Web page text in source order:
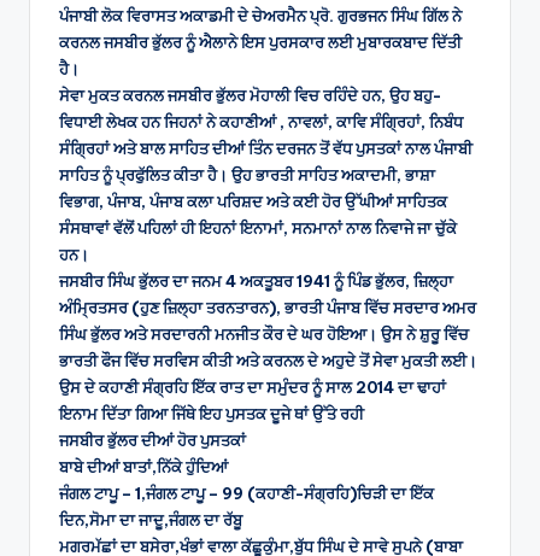
ਪੰਜਾਬੀ ਲੋਕ ਵਿਰਾਸਤ ਅਕਾਡਮੀ ਦੇ ਚੇਅਰਮੈਨ ਪ੍ਰੋ. ਗੁਰਭਜਨ ਸਿੰਘ ਗਿੱਲ ਨੇ
ਕਰਨਲ ਜਸਬੀਰ ਭੁੱਲਰ ਨੂੰ ਐਲਾਨੇ ਇਸ ਪੁਰਸਕਾਰ ਲਈ ਮੁਬਾਰਕਬਾਦ ਦਿੱਤੀ
ਹੈ।
ਸੇਵਾ ਮੁਕਤ ਕਰਨਲ ਜਸਬੀਰ ਭੁੱਲਰ ਮੋਹਾਲੀ ਵਿਚ ਰਹਿੰਦੇ ਹਨ, ਉਹ ਬਹੁ-
ਵਿਧਾਈ ਲੇਖਕ ਹਨ ਜਿਹਨਾਂ ਨੇ ਕਹਾਣੀਆਂ , ਨਾਵਲਾਂ, ਕਾਵਿ ਸੰਗ੍ਰਿਹਾਂ, ਨਿਬੰਧ
ਸੰਗ੍ਰਿਹਾਂ ਅਤੇ ਬਾਲ ਸਾਹਿਤ ਦੀਆਂ ਤਿੰਨ ਦਰਜਨ ਤੋਂ ਵੱਧ ਪੁਸਤਕਾਂ ਨਾਲ ਪੰਜਾਬੀ
ਸਾਹਿਤ ਨੂੰ ਪ੍ਰਫੁੱਲਿਤ ਕੀਤਾ ਹੈ। ਉਹ ਭਾਰਤੀ ਸਾਹਿਤ ਅਕਾਦਮੀ, ਭਾਸ਼ਾ
ਵਿਭਾਗ, ਪੰਜਾਬ, ਪੰਜਾਬ ਕਲਾ ਪਰਿਸ਼ਦ ਅਤੇ ਕਈ ਹੋਰ ਉੱਘੀਆਂ ਸਾਹਿਤਕ
ਸੰਸਥਾਵਾਂ ਵੱਲੋਂ ਪਹਿਲਾਂ ਹੀ ਇਹਨਾਂ ਇਨਾਮਾਂ, ਸਨਮਾਨਾਂ ਨਾਲ ਨਿਵਾਜੇ ਜਾ ਚੁੱਕੇ
ਹਨ।
ਜਸਬੀਰ ਸਿੰਘ ਭੁੱਲਰ ਦਾ ਜਨਮ 4 ਅਕਤੂਬਰ 1941 ਨੂੰ ਪਿੰਡ ਭੁੱਲਰ, ਜ਼ਿਲ੍ਹਾ
ਅੰਮ੍ਰਿਤਸਰ (ਹੁਣ ਜ਼ਿਲ੍ਹਾ ਤਰਨਤਾਰਨ), ਭਾਰਤੀ ਪੰਜਾਬ ਵਿੱਚ ਸਰਦਾਰ ਅਮਰ
ਸਿੰਘ ਭੁੱਲਰ ਅਤੇ ਸਰਦਾਰਨੀ ਮਨਜੀਤ ਕੌਰ ਦੇ ਘਰ ਹੋਇਆ। ਉਸ ਨੇ ਸ਼ੁਰੂ ਵਿੱਚ
ਭਾਰਤੀ ਫੌਜ ਵਿੱਚ ਸਰਵਿਸ ਕੀਤੀ ਅਤੇ ਕਰਨਲ ਦੇ ਅਹੁਦੇ ਤੋਂ ਸੇਵਾ ਮੁਕਤੀ ਲਈ।
ਉਸ ਦੇ ਕਹਾਣੀ ਸੰਗ੍ਰਹਿ ਇੱਕ ਰਾਤ ਦਾ ਸਮੁੰਦਰ ਨੂੰ ਸਾਲ 2014 ਦਾ ਢਾਹਾਂ
ਇਨਾਮ ਦਿੱਤਾ ਗਿਆ ਜਿੱਥੇ ਇਹ ਪੁਸਤਕ ਦੂਜੇ ਥਾਂ ਉੱਤੇ ਰਹੀ
ਜਸਬੀਰ ਭੁੱਲਰ ਦੀਆਂ ਹੋਰ ਪੁਸਤਕਾਂ
ਬਾਬੇ ਦੀਆਂ ਬਾਤਾਂ,ਨਿੱਕੇ ਹੁੰਦਿਆਂ
ਜੰਗਲ ਟਾਪੂ – 1,ਜੰਗਲ ਟਾਪੂ – 99 (ਕਹਾਣੀ-ਸੰਗ੍ਰਹਿ)ਚਿੜੀ ਦਾ ਇੱਕ
ਦਿਨ,ਸੋਮਾ ਦਾ ਜਾਦੂ,ਜੰਗਲ ਦਾ ਰੱਬੂ
ਮਗਰਮੱਛਾਂ ਦਾ ਬਸੇਰਾ,ਖੰਭਾਂ ਵਾਲਾ ਕੱਛੂਕੁੰਮਾ,ਬੁੱਧ ਸਿੰਘ ਦੇ ਸਾਵੇ ਸੁਪਨੇ (ਬਾਬਾ